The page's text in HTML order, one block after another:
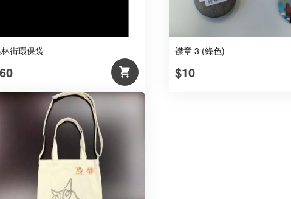
街環保袋 襟章 3 (綠色)
$10